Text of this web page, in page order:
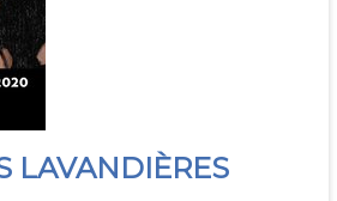
LAVANDIÈRES